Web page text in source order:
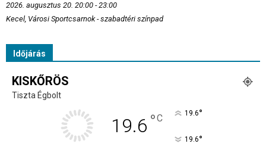
2026. augusztus 20. 20:00 - 23:00
Kecel, Városi Sportcsarnok - szabadtéri színpad
Időjárás
KISKŐRÖS
Tiszta Égbolt
19.6 °C 19.6°
19.6°